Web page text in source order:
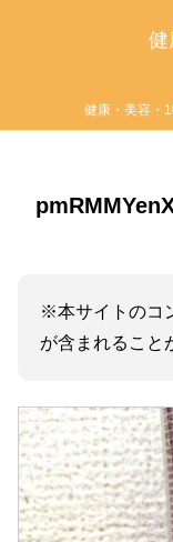
健
健康・美容・
※本サイトのコ
が含まれること